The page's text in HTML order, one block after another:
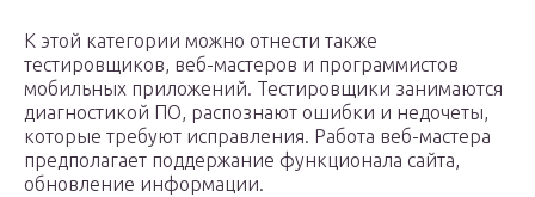
К этой категории можно отнести также
тестировщиков, веб-мастеров и программистов
мобильных приложений. Тестировщики занимаются
диагностикой ПО, распознают ошибки и недочеты,
которые требуют исправления. Работа веб-мастера
предполагает поддержание функционала сайта,
обновление информации.